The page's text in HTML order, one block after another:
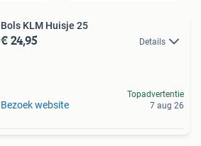
Bols KLM Huisje 25
€ 24,95 Details
Bezoek website
Topadvertentie
7 aug 26